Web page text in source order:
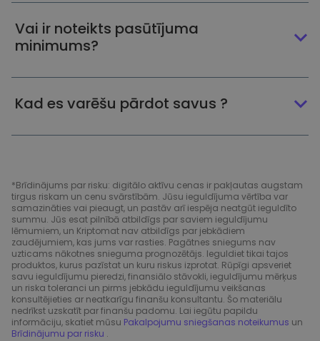
Vai ir noteikts pasūtījuma
minimums?
Kad es varēšu pārdot savus ?
*Brīdinājums par risku: digitālo aktīvu cenas ir pakļautas augstam
tirgus riskam un cenu svārstībām. Jūsu ieguldījuma vērtība var
samazināties vai pieaugt, un pastāv arī iespēja neatgūt ieguldīto
summu. Jūs esat pilnībā atbildīgs par saviem ieguldījumu
lēmumiem, un Kriptomat nav atbildīgs par jebkādiem
zaudējumiem, kas jums var rasties. Pagātnes sniegums nav
uzticams nākotnes snieguma prognozētājs. Ieguldiet tikai tajos
produktos, kurus pazīstat un kuru riskus izprotat. Rūpīgi apsveriet
savu ieguldījumu pieredzi, finansiālo stāvokli, ieguldījumu mērķus
un riska toleranci un pirms jebkādu ieguldījumu veikšanas
konsultējieties ar neatkarīgu finanšu konsultantu. Šo materiālu
nedrīkst uzskatīt par finanšu padomu. Lai iegūtu papildu
informāciju, skatiet mūsu Pakalpojumu sniegšanas noteikumus un
Brīdinājumu par risku .